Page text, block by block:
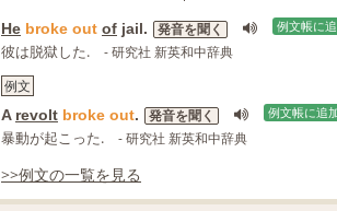
He broke out of jail. 発音を聞く 例文帳に
彼は脱獄した.
- 研究社 新英和中辞典
例文
A revolt broke out. 発音を聞く 例文帳に追
暴動が起こった. - 研究社 新英和中辞典
>>例文の一覧を見る